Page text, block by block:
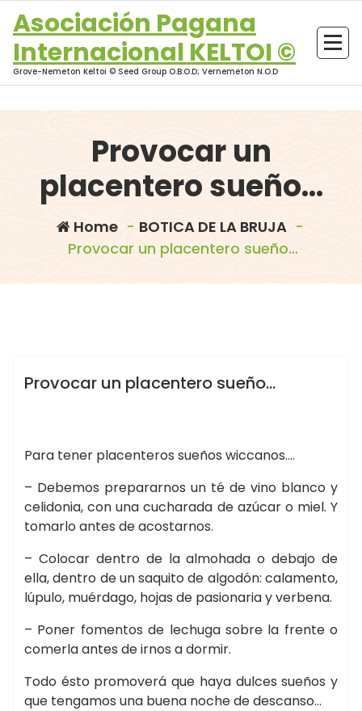
content
Asociación Pagana
Internacional KELTOI ©
Grove-Nemeton Keltoi © Seed Group O.B.O.D; Vernemeton N.O.D
Provocar un
placentero sueño…
Home- BOTICA DE LA BRUJA-
Provocar un placentero sueño…
BOTICA DE LA BRUJA
Provocar un placentero sueño…
Para tener placenteros sueños wiccanos….
– Debemos prepararnos un té de vino blanco y
celidonia, con una cucharada de azúcar o miel. Y
tomarlo antes de acostarnos.
– Colocar dentro de la almohada o debajo de
ella, dentro de un saquito de algodón: calamento,
lúpulo, muérdago, hojas de pasionaria y verbena.
– Poner fomentos de lechuga sobre la frente o
comerla antes de irnos a dormir.
Todo ésto promoverá que haya dulces sueños y
que tengamos una buena noche de descanso…